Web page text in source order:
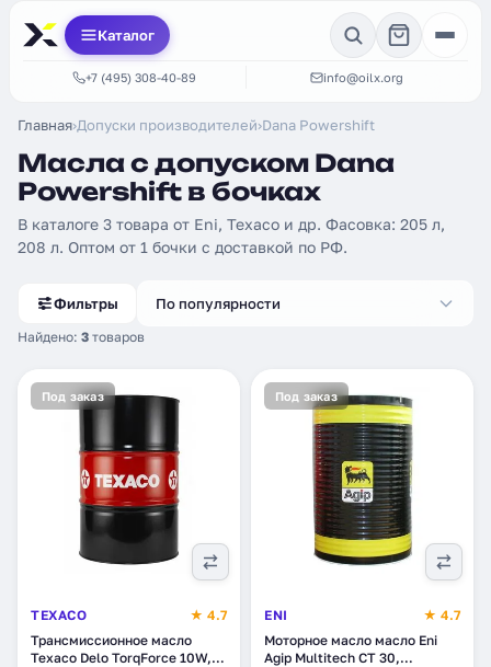
Каталог
+7 (495) 308-40-89 info@oilx.org
Главная›Допуски производителей›Dana Powershift
Масла с допуском Dana
Powershift в бочках
В каталоге 3 товара от Eni, Texaco и др. Фасовка: 205 л,
208 л. Оптом от 1 бочки с доставкой по РФ.
Фильтры
Найдено: 3 товаров
По популярности
Под заказ
TEXACO
★ 4.7
Трансмиссионное масло
Texaco Delo TorqForce 10W,
Под заказ
ENI
★ 4.7
Моторное масло масло Eni
Agip Multitech CT 30,